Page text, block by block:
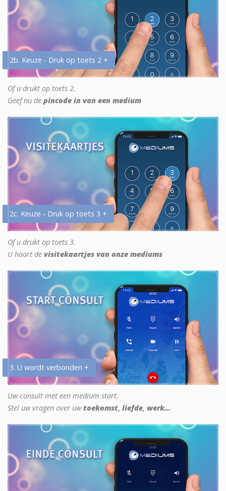
2b. Keuze - Druk op toets 2 +
Of u drukt op toets 2.
Geef nu de pincode in van een medium
2c. Keuze - Druk op toets 3 +
Of u drukt op toets 3.
U hoort de visitekaartjes van onze mediums
3. U wordt verbonden +
Uw consult met een medium start.
Stel uw vragen over uwtoekomst, liefde, werk...